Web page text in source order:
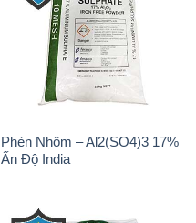
Phèn Nhôm – Al2(SO4)3 17%
Ấn Độ India